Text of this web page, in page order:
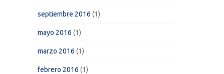
septiembre 2016 (1)
mayo 2016 (1)
marzo 2016 (1)
febrero 2016 (1)